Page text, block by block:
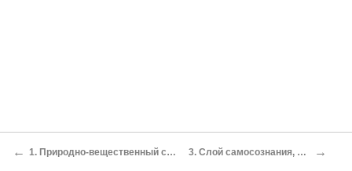
← 1. Природно-вещественный слой истории 3. Слой самосознания, или слова →